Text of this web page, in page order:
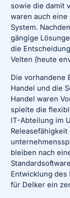
sowie die damit
waren auch eine
System.
gängige
die
Velten (heute
Die vorhandene
Handel und die
Handel waren
spielte die
IT-Abteilung im
bleiben nach
Entwicklung des
für Delker ein